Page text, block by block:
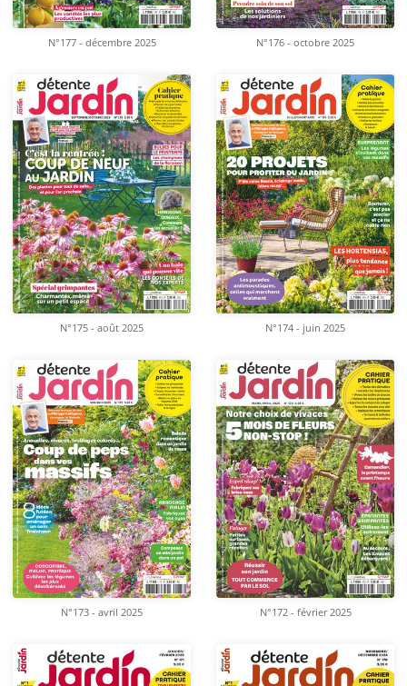
N°177 - décembre 2025 N°176 - octobre 2025
N°175 - août 2025 N°174 - juin 2025
N°173 - avril 2025 N°172 - février 2025